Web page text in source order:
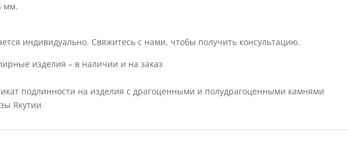
мм.
индивидуально. Свяжитесь с нами, чтобы получить консультацию.
изделия – в наличии и на заказ
подлинности на изделия с драгоценными и полудрагоценными камнями
Якутии